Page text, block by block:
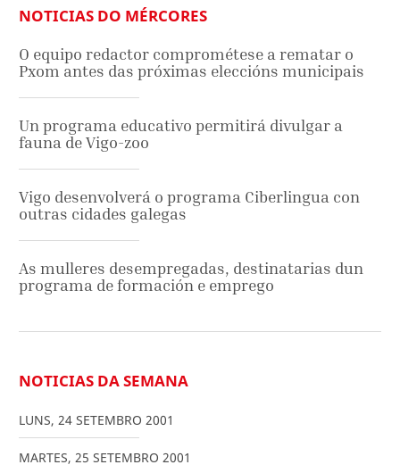
NOTICIAS DO MÉRCORES
O equipo redactor comprométese a rematar o
Pxom antes das próximas eleccións municipais
Un programa educativo permitirá divulgar a
fauna de Vigo-zoo
Vigo desenvolverá o programa Ciberlingua con
outras cidades galegas
As mulleres desempregadas, destinatarias dun
programa de formación e emprego
NOTICIAS DA SEMANA
LUNS, 24 SETEMBRO 2001
MARTES, 25 SETEMBRO 2001